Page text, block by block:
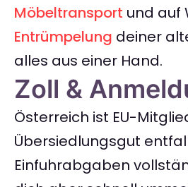
Möbeltransport und auf
Entrümpelung deiner
alles aus einer Hand.
Zoll &
Österreich ist EU-
Übersiedlungsgut
Einfuhrabgaben